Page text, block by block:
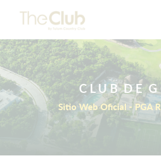
C L U B D E G
Sitio Web Oficial - PGA